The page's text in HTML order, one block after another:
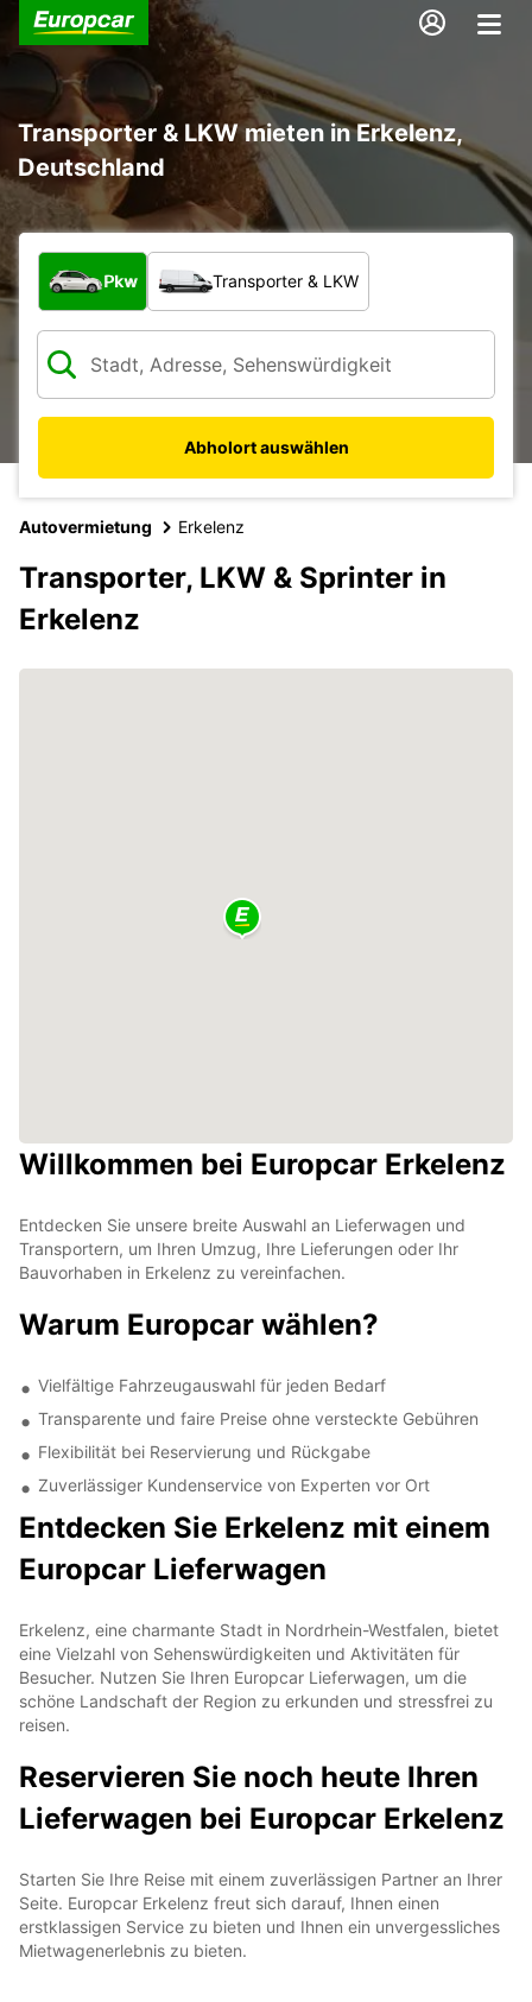
Transporter & LKW mieten in Erkelenz,
Deutschland
Welche Art von Fahrzeug?
Pkw Transporter & LKW
Abholort auswählen
Autovermietung Erkelenz
Transporter, LKW & Sprinter in
Erkelenz
Willkommen bei Europcar Erkelenz
Entdecken Sie unsere breite Auswahl an Lieferwagen und
Transportern, um Ihren Umzug, Ihre Lieferungen oder Ihr
Bauvorhaben in Erkelenz zu vereinfachen.
Warum Europcar wählen?
Vielfältige Fahrzeugauswahl für jeden Bedarf
Transparente und faire Preise ohne versteckte Gebühren
Flexibilität bei Reservierung und Rückgabe
Zuverlässiger Kundenservice von Experten vor Ort
Entdecken Sie Erkelenz mit einem
Europcar Lieferwagen
Erkelenz, eine charmante Stadt in Nordrhein-Westfalen, bietet
eine Vielzahl von Sehenswürdigkeiten und Aktivitäten für
Besucher. Nutzen Sie Ihren Europcar Lieferwagen, um die
schöne Landschaft der Region zu erkunden und stressfrei zu
reisen.
Reservieren Sie noch heute Ihren
Lieferwagen bei Europcar Erkelenz
Starten Sie Ihre Reise mit einem zuverlässigen Partner an Ihrer
Seite. Europcar Erkelenz freut sich darauf, Ihnen einen
erstklassigen Service zu bieten und Ihnen ein unvergessliches
Mietwagenerlebnis zu bieten.